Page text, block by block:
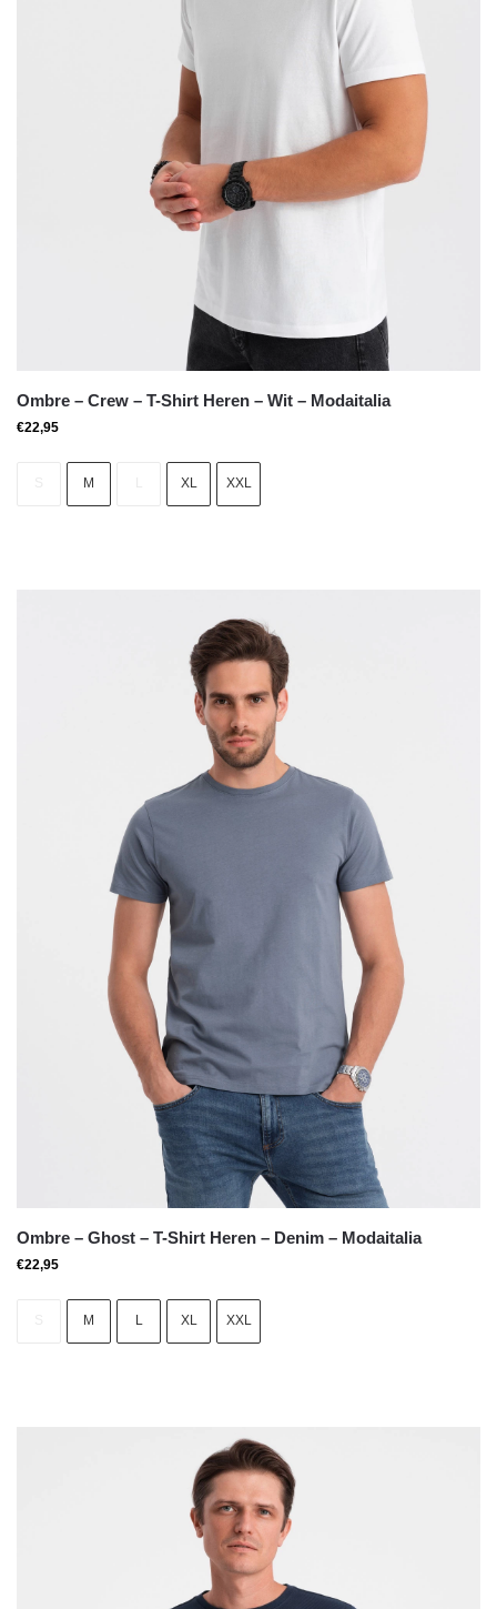
Ombre – Crew – T-Shirt Heren – Wit – Modaitalia
€22,95
M XL XXL
Ombre – Ghost – T-Shirt Heren – Denim – Modaitalia
€22,95
M L XL XXL